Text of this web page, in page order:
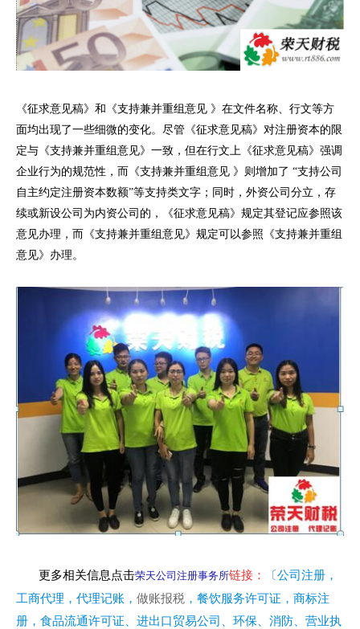
《征求意见稿》和《支持兼并重组意见 》在文件名称、行文等方
面均出现了一些细微的变化。尽管《征求意见稿》对注册资本的限
定与《支持兼并重组意见》一致，但在行文上《征求意见稿》强调
企业行为的规范性，而《支持兼并重组意见 》则增加了 “支持公司
自主约定注册资本数额”等支持类文字；同时，外资公司分立，存
续或新设公司为内资公司的，《征求意见稿》规定其登记应参照该
意见办理，而《支持兼并重组意见》规定可以参照《支持兼并重组
意见》办理。
更多相关信息点击荣天公司注册事务所链接 ： 〔公司注册 ，
工商代理，代理记账， 做账报税 ，餐饮服务许可证，商标注
册，食品流通许可证、进出口贸易公司、环保、消防、营业执